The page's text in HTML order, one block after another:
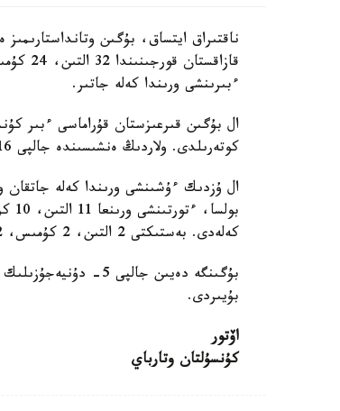
ءبىرىنشى ورىندا كەلە جاتىر.
كوتەرىلدى. ولاردىڭ ەنشىسىندە جالپى 16 التىن، 17 كۇمىس، 20 قولا جۇلدە بار.
كەلەدى. بەستىكتى 2 التىن، 2 كۇمىس، 2 قولا مەدالمەن تۇركيا قۇراماسى تۇيىندەپ تۇر.
بۇيىردى.
اۆتور
كۇنسۇلتان وتارباي